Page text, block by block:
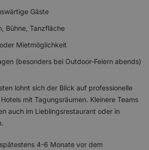
Gäste
Bühne, Tanzfläche
Mietmöglichkeit
(besonders bei Outdoor-Feiern abends)
lohnt sich der Blick auf professionelle
mit Tagungsräumen. Kleinere Teams
auch im Lieblingsrestaurant oder in
4-6 Monate vor dem